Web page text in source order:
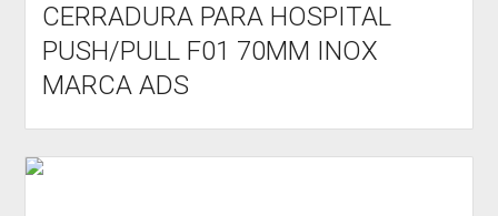
CERRADURA PARA HOSPITAL
PUSH/PULL F01 70MM INOX
MARCA ADS